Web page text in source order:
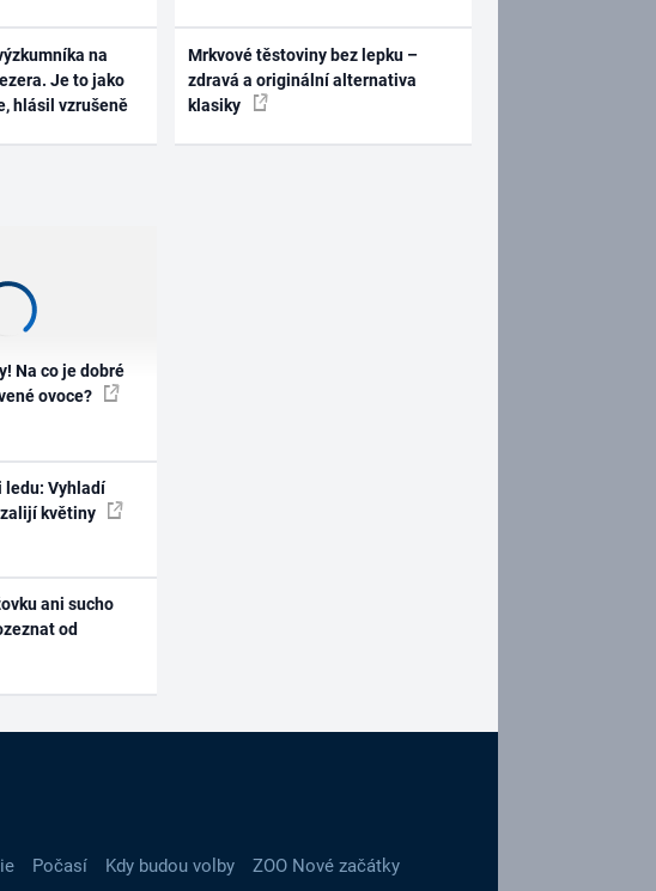
na
Je to jako
hlásil vzrušeně
Mrkvové těstoviny bez lepku –
zdravá a originální alternativa
klasiky
Na co je dobré
ovoce?
ledu: Vyhladí
květiny
ani sucho
od
Počasí Kdy budou volby
ZOO Nové začátky